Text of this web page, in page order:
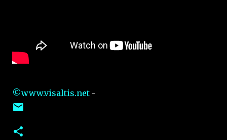
©www.visaltis.net -